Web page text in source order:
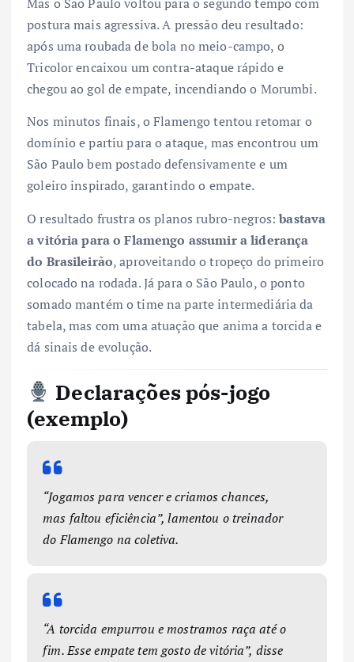
postura mais agressiva. A pressão deu resultado:
após uma roubada de bola no meio-campo, o
Tricolor encaixou um contra-ataque rápido e
chegou ao gol de empate, incendiando o Morumbi.
Nos minutos finais, o Flamengo tentou retomar o
domínio e partiu para o ataque, mas encontrou um
São Paulo bem postado defensivamente e um
goleiro inspirado, garantindo o empate.
O resultado frustra os planos rubro-negros:bastava
a vitória para o Flamengo assumir a liderança
do Brasileirão, aproveitando o tropeço do primeiro
colocado na rodada. Já para o São Paulo, o ponto
somado mantém o time na parte intermediária da
tabela, mas com uma atuação que anima a torcida e
dá sinais de evolução.
Declarações pós-jogo
(exemplo)
“Jogamos para vencer e criamos chances,
mas faltou eficiência”, lamentou o treinador
do Flamengo na coletiva.
“A torcida empurrou e mostramos raça até o
fim. Esse empate tem gosto de vitória”, disse